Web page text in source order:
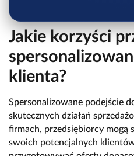
Jakie korzyści
klienta?
Spersonalizowane podejście
skutecznych działań
firmach, przedsiębiorcy mogą
swoich potencjalnych